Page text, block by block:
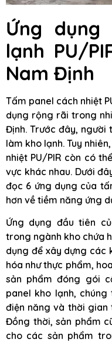
Ứng
lạnh PU/
Nam Định
Tấm panel cách nhiệt
dụng rộng rãi trong
Định. Trước đây,
làm kho lạnh. Tuy
nhiệt PU/PIR còn có
vực khác nhau. Dưới
đọc 6 ứng dụng của
hơn về tiềm năng ứng
Ứng dụng đầu tiên
trong ngành kho chứa
dụng để xây dựng các
hóa như thực phẩm,
sản phẩm đóng gói
panel kho lạnh,
điện năng và thời gian
Đồng thời, sản phẩm
cho các sản phẩm